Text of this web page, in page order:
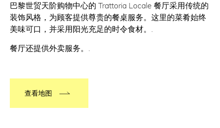
巴黎世贸天阶购物中心的 Trattoria Locale 餐厅采用传统的
装饰风格，为顾客提供尊贵的餐桌服务。这里的菜肴始终
美味可口，并采用阳光充足的时令食材。.
餐厅还提供外卖服务。.
查看地图